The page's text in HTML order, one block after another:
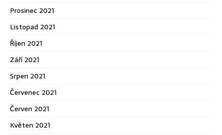
Prosinec 2021
Listopad 2021
Říjen 2021
Září 2021
Srpen 2021
Červenec 2021
Červen 2021
Květen 2021